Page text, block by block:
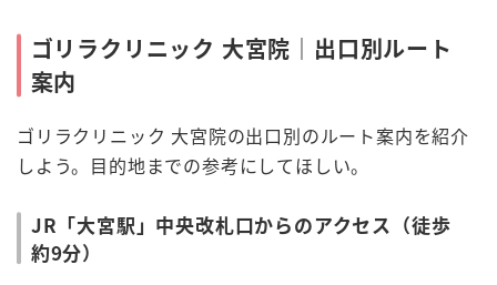
ゴリラクリニック 大宮院｜出口別ルート
案内
ゴリラクリニック 大宮院の出口別のルート案内を紹介
しよう。目的地までの参考にしてほしい。
JR「大宮駅」中央改札口からのアクセス（徒歩
約9分）